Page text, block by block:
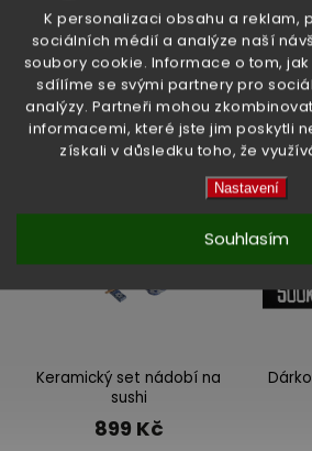
K personalizaci obsahu a reklam,
sociálních médií a analýze naší
soubory cookie. Informace o tom,
sdílíme se svými partnery pro
analýzy. Partneři mohou
informacemi, které jste jim poskytli
získali v důsledku toho, že
Nastavení
Souhlasím
High-contrast mode
Související
Previous
Keramický set nádobí na
sushi
899 Kč